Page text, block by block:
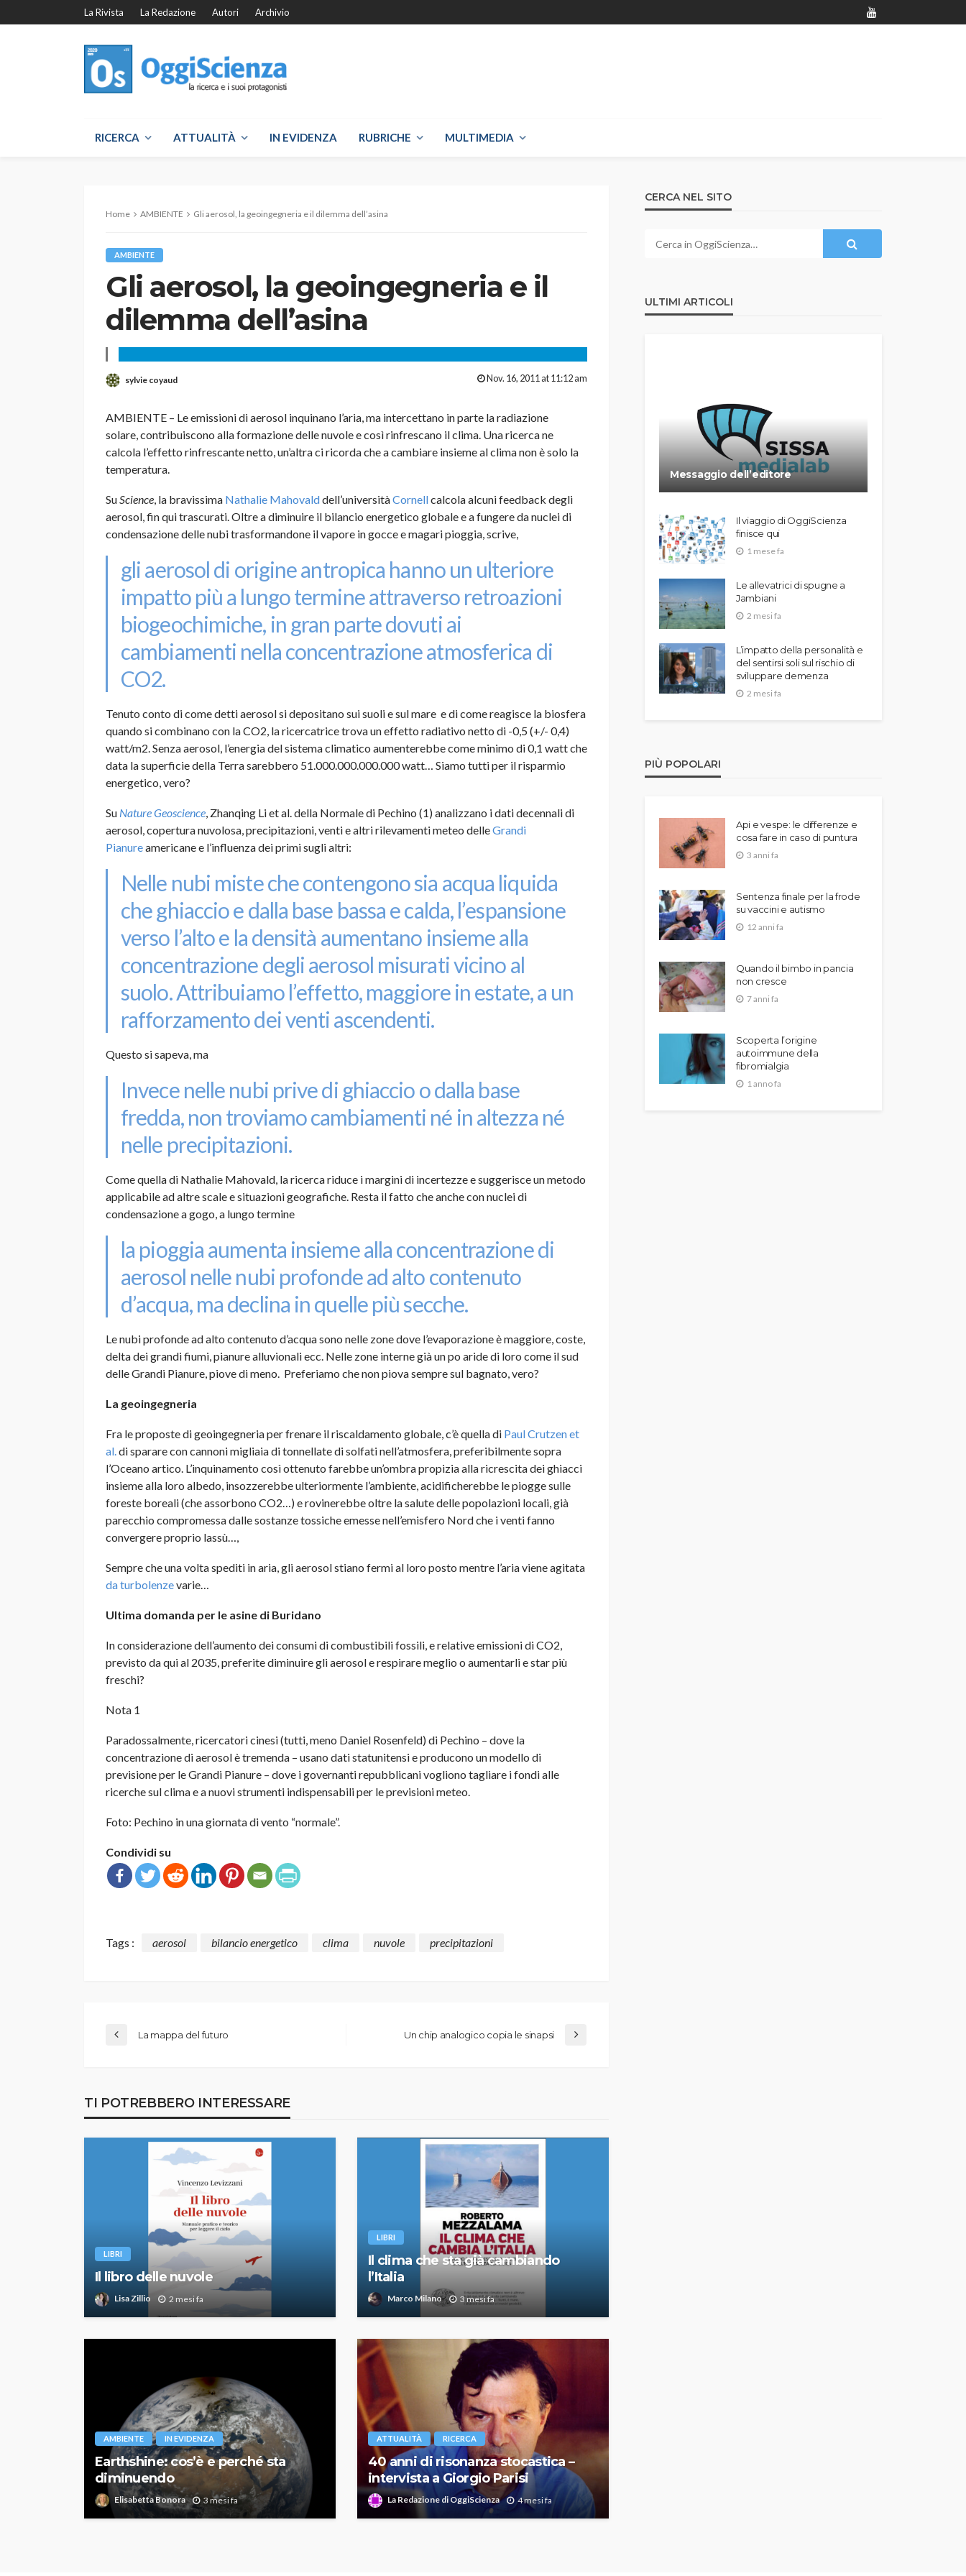
La Rivista La Redazione Autori Archivio
RICERCA ATTUALITÀ IN EVIDENZA RUBRICHE MULTIMEDIA
Home AMBIENTE Gli aerosol, la geoingegneria e il dilemma dell’asina
AMBIENTE
Gli aerosol, la geoingegneria e il
dilemma dell’asina
sylvie coyaud Nov. 16, 2011 at 11:12 am
AMBIENTE – Le emissioni di aerosol inquinano l’aria, ma intercettano in parte la radiazione
solare, contribuiscono alla formazione delle nuvole e così rinfrescano il clima. Una ricerca ne
calcola l’effetto rinfrescante netto, un’altra ci ricorda che a cambiare insieme al clima non è solo la
temperatura.
SuScience, la bravissima Nathalie Mahovalddell’universitàCornellcalcola alcuni feedback degli
aerosol, fin qui trascurati. Oltre a diminuire il bilancio energetico globale e a fungere da nuclei di
condensazione delle nubi trasformandone il vapore in gocce e magari pioggia, scrive,
gli aerosol di origine antropica hanno un ulteriore
impatto più a lungo termine attraverso retroazioni
biogeochimiche, in gran parte dovuti ai
cambiamenti nella concentrazione atmosferica di
CO2.
Tenuto conto di come detti aerosol si depositano sui suoli e sul mare e di come reagisce la biosfera
quando si combinano con la CO2, la ricercatrice trova un effetto radiativo netto di -0,5 (+/- 0,4)
watt/m2. Senza aerosol, l’energia del sistema climatico aumenterebbe come minimo di 0,1 watt che
data la superficie della Terra sarebbero 51.000.000.000.000 watt… Siamo tutti per il risparmio
energetico, vero?
Su Nature Geoscience, Zhanqing Li et al. della Normale di Pechino (1) analizzano i dati decennali di
aerosol, copertura nuvolosa, precipitazioni, venti e altri rilevamenti meteo delleGrandi
Pianureamericane e l’influenza dei primi sugli altri:
Nelle nubi miste che contengono sia acqua liquida
che ghiaccio e dalla base bassa e calda, l’espansione
verso l’alto e la densità aumentano insieme alla
concentrazione degli aerosol misurati vicino al
suolo. Attribuiamo l’effetto, maggiore in estate, a un
rafforzamento dei venti ascendenti.
Questo si sapeva, ma
Invece nelle nubi prive di ghiaccio o dalla base
fredda, non troviamo cambiamenti né in altezza né
nelle precipitazioni.
Come quella di Nathalie Mahovald, la ricerca riduce i margini di incertezze e suggerisce un metodo
applicabile ad altre scale e situazioni geografiche. Resta il fatto che anche con nuclei di
condensazione a gogo, a lungo termine
la pioggia aumenta insieme alla concentrazione di
aerosol nelle nubi profonde ad alto contenuto
d’acqua, ma declina in quelle più secche.
Le nubi profonde ad alto contenuto d’acqua sono nelle zone dove l’evaporazione è maggiore, coste,
delta dei grandi fiumi, pianure alluvionali ecc. Nelle zone interne già un po aride di loro come il sud
delle Grandi Pianure, piove di meno. Preferiamo che non piova sempre sul bagnato, vero?
La geoingegneria
Fra le proposte di geoingegneria per frenare il riscaldamento globale, c’è quella di Paul Crutzen et
al.di sparare con cannoni migliaia di tonnellate di solfati nell’atmosfera, preferibilmente sopra
l’Oceano artico. L’inquinamento così ottenuto farebbe un’ombra propizia alla ricrescita dei ghiacci
insieme alla loro albedo, insozzerebbe ulteriormente l’ambiente, acidificherebbe le piogge sulle
foreste boreali (che assorbono CO2…) e rovinerebbe oltre la salute delle popolazioni locali, già
parecchio compromessa dalle sostanze tossiche emesse nell’emisfero Nord che i venti fanno
convergere proprio lassù…,
Sempre che una volta spediti in aria, gli aerosol stiano fermi al loro posto mentre l’aria viene agitata
da turbolenzevarie…
Ultima domanda per le asine di Buridano
In considerazione dell’aumento dei consumi di combustibili fossili, e relative emissioni di CO2,
previsto da qui al 2035, preferite diminuire gli aerosol e respirare meglio o aumentarli e star più
freschi?
Nota 1
Paradossalmente, ricercatori cinesi (tutti, meno Daniel Rosenfeld) di Pechino – dove la
concentrazione di aerosol è tremenda – usano dati statunitensi e producono un modello di
previsione per le Grandi Pianure – dove i governanti repubblicani vogliono tagliare i fondi alle
ricerche sul clima e a nuovi strumenti indispensabili per le previsioni meteo.
Foto: Pechino in una giornata di vento “normale”.
Condividi su
Tags : aerosol bilancio energetico clima nuvole precipitazioni
La mappa del futuro Un chip analogico copia le sinapsi
TI POTREBBERO INTERESSARE
LIBRI
Il libro delle nuvole
Lisa Zillio 2 mesi fa
LIBRI
Il clima che sta già cambiando
l’Italia
Marco Milano 3 mesi fa
AMBIENTE IN EVIDENZA
Earthshine: cos’è e perché sta
diminuendo
Elisabetta Bonora 3 mesi fa
ATTUALITÀ RICERCA
40 anni di risonanza stocastica –
intervista a Giorgio Parisi
La Redazione di OggiScienza 4 mesi fa
CERCA NEL SITO
ULTIMI ARTICOLI
Messaggio dell’editore
Il viaggio di OggiScienza
finisce qui
1 mese fa
Le allevatrici di spugne a
Jambiani
2 mesi fa
L’impatto della personalità e
del sentirsi soli sul rischio di
sviluppare demenza
2 mesi fa
PIÙ POPOLARI
Api e vespe: le differenze e
cosa fare in caso di puntura
3 anni fa
Sentenza finale per la frode
su vaccini e autismo
12 anni fa
Quando il bimbo in pancia
non cresce
7 anni fa
Scoperta l’origine
autoimmune della
fibromialgia
1 anno fa